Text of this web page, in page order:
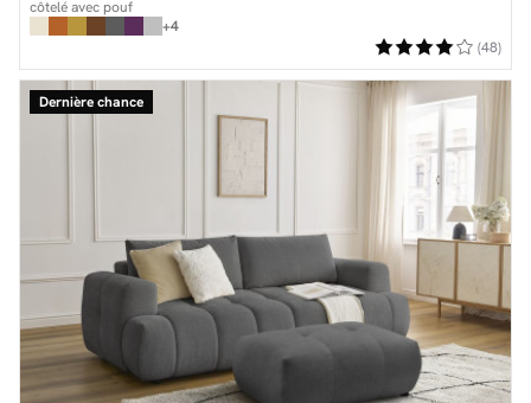
côtelé avec pouf
+4
(48)
Dernière chance